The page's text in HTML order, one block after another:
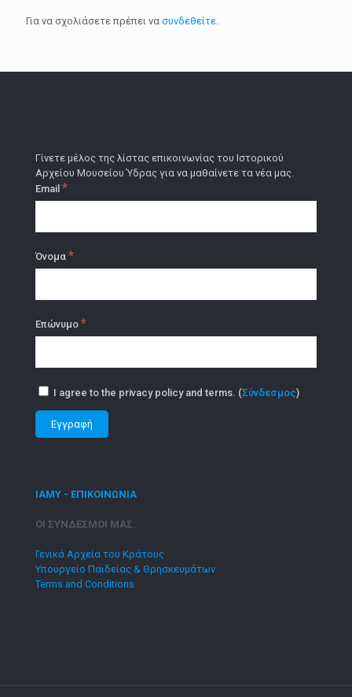
Για να σχολιάσετε πρέπει να συνδεθείτε
Γίνετε μέλος της λίστας επικοινωνίας του Ιστορικού
Αρχείου Μουσείου Ύδρας για να μαθαίνετε τα νέα μας.
Email *
Όνομα *
Επώνυμο *
I agree to the privacy policy and terms. (Σύνδεσμος)
ΙΑΜΥ - ΕΠΙΚΟΙΝΩΝΙΑ
ΟΙ ΣΥΝΔΕΣΜΟΙ ΜΑΣ:
Γενικά Αρχεία του Κράτους
Υπουργείο Παιδείας & Θρησκευμάτων
Terms and Conditions